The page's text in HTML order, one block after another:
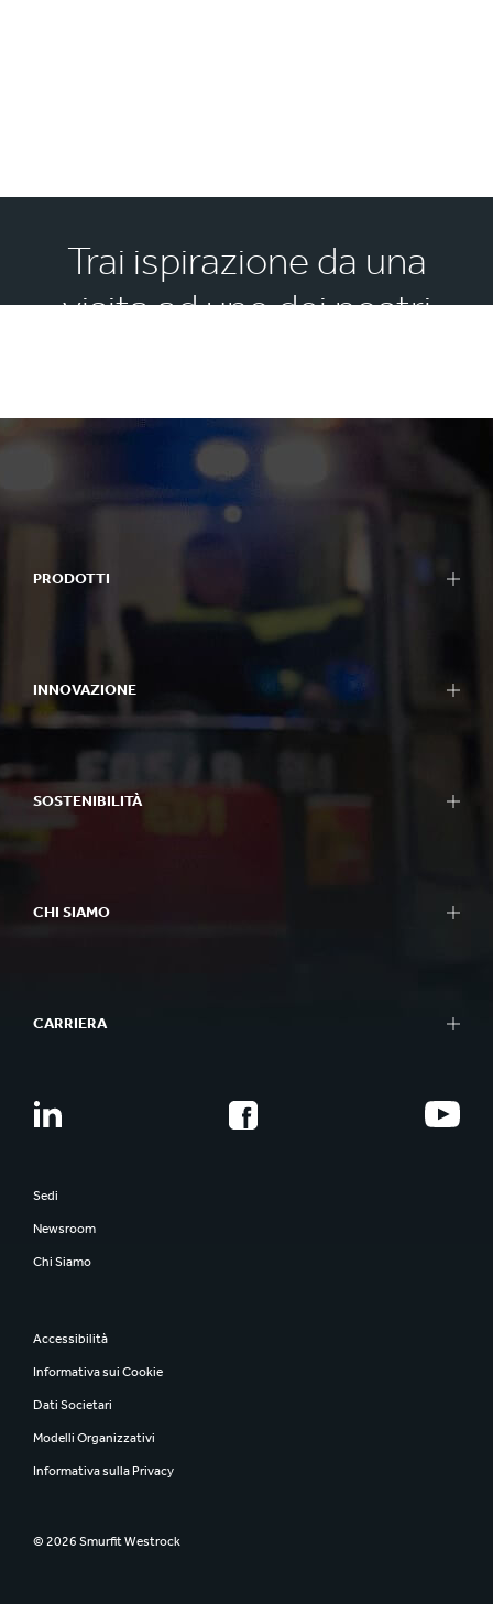
Trai ispirazione da una
visita ad uno dei nostri
PRODOTTI
INNOVAZIONE
SOSTENIBILITÀ
CHI SIAMO
CARRIERA
Sedi
Newsroom
Chi Siamo
Accessibilità
Informativa sui Cookie
Dati Societari
Modelli Organizzativi
Informativa sulla Privacy
© 2026 Smurfit Westrock